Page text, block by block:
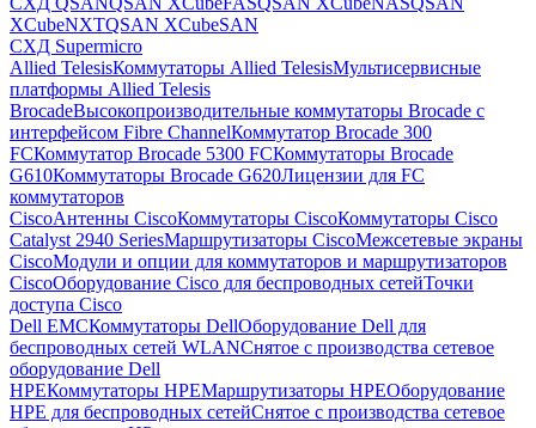
XCubeNXTQSAN XCubeSAN
СХД Supermicro
Allied TelesisКоммутаторы Allied TelesisМультисервисные
платформы Allied Telesis
BrocadeВысокопроизводительные коммутаторы Brocade с
интерфейсом Fibre ChannelКоммутатор Brocade 300
FCКоммутатор Brocade 5300 FCКоммутаторы Brocade
G610Коммутаторы Brocade G620Лицензии для FC
коммутаторов
CiscoАнтенны CiscoКоммутаторы CiscoКоммутаторы Cisco
Catalyst 2940 SeriesМаршрутизаторы CiscoМежсетевые экраны
CiscoМодули и опции для коммутаторов и маршрутизаторов
CiscoОборудование Cisco для беспроводных сетейТочки
доступа Cisco
Dell EMCКоммутаторы DellОборудование Dell для
беспроводных сетей WLANСнятое с производства сетевое
оборудование Dell
HPEКоммутаторы HPEМаршрутизаторы HPEОборудование
HPE для беспроводных сетейСнятое с производства сетевое